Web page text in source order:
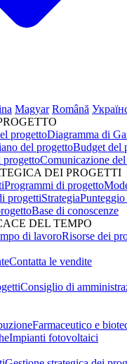
Magyar Română
progettoDiagramma di
del progettoBudget del
progettoComunicazione
DEI PROGETTI
Programmi di progetto
progettiStrategia
Base di conoscenze
DEL TEMPO
di lavoroRisorse dei
Contatta le vendite
Consiglio di
Farmaceutico e
Impianti fotovoltaici